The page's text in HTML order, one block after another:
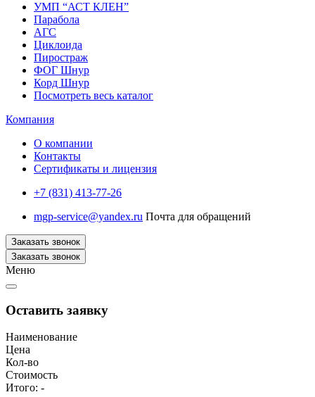
УМП “АСТ КЛЕН”
Парабола
АГС
Циклоида
Пиростраж
ФОГ Шнур
Корд Шнур
Посмотреть весь каталог
Компания
О компании
Контакты
Сертификаты и лицензия
+7 (831) 413-77-26
mgp-service@yandex.ru Почта для обращений
Заказать звонок
Заказать звонок
Меню
Оставить заявку
Наименование
Цена
Кол-во
Стоимость
Итого: -